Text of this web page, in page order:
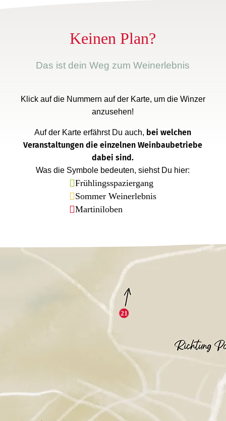
Keinen Plan?
Das ist dein Weg zum Weinerlebnis
Klick auf die Nummern auf der Karte, um die Winzer
anzusehen!
Auf der Karte erfährst Du auch, bei welchen
Veranstaltungen die einzelnen Weinbaubetriebe
dabei sind.
Was die Symbole bedeuten, siehst Du hier:
Frühlingsspaziergang
Sommer Weinerlebnis
Martiniloben
21